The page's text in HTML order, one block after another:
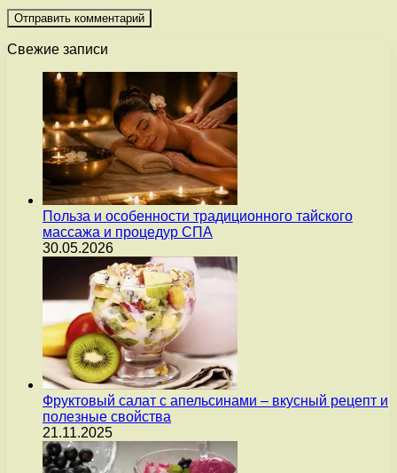
Свежие записи
Польза и особенности традиционного тайского
массажа и процедур СПА
30.05.2026
Фруктовый салат с апельсинами – вкусный рецепт и
полезные свойства
21.11.2025